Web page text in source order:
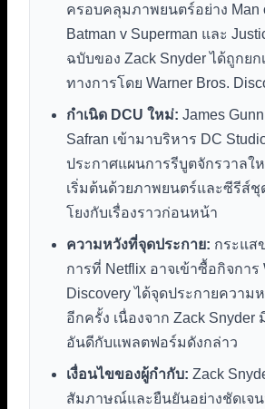
ครอบคลุมภาพยนตร์อย่าง Man
Batman v Superman และ
ฉบับของ Zack Snyder ได้ถูกยก
ทางการโดย Warner Bros.
กำเนิด DCU ใหม่: James
Safran เข้ามาบริหาร DC
ประกาศแผนการรีบูตจักรวาลใ
เริ่มต้นด้วยภาพยนตร์และซีรีส์ชุ
โยงกับเรื่องราวก่อนหน้า
ความหวังที่จุดประกาย: กระแส
การที่ Netflix อาจเข้าซื้อกิจการ
Discovery ได้จุดประกายความ
อีกครั้ง เนื่องจาก Zack
อันดีกับแพลตฟอร์มดังกล่าว
เงื่อนไขของผู้กำกับ: Zack
สัมภาษณ์และยืนยันอย่างชัดเจน